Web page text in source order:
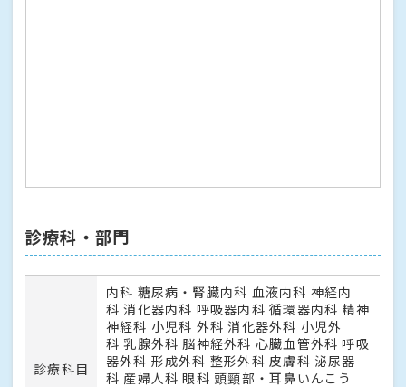
診療科・部門
診療科目
内科 糖尿病・腎臓内科 血液内科 神経内
科 消化器内科 呼吸器内科 循環器内科 精神
神経科 小児科 外科 消化器外科 小児外
科 乳腺外科 脳神経外科 心臓血管外科 呼吸
器外科 形成外科 整形外科 皮膚科 泌尿器
科 産婦人科 眼科 頭頸部・耳鼻いんこう